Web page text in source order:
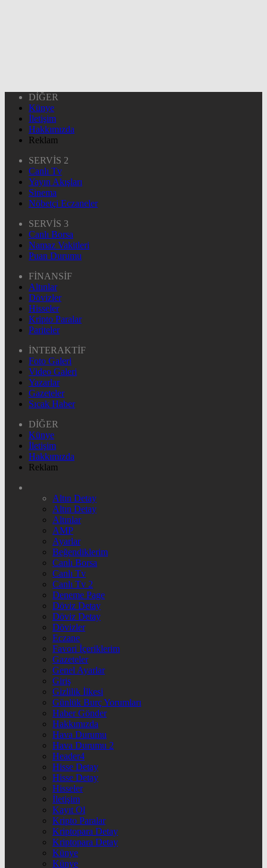
DİĞER
Künye
İletişim
Hakkımızda
Reklam
SERVİS 2
Canlı Tv
Yayın Akışları
Sinema
Nöbetçi Eczaneler
SERVİS 3
Canlı Borsa
Namaz Vakitleri
Puan Durumu
FİNANSİF
Altınlar
Dövizler
Hisseler
Kripto Paralar
Pariteler
İNTERAKTİF
Foto Galeri
Video Galeri
Yazarlar
Gazeteler
Sıcak Haber
DİĞER
Künye
İletişim
Hakkımızda
Reklam
Altın Detay
Altın Detay
Altınlar
AMP
Ayarlar
Beğendiklerim
Canlı Borsa
Canlı Tv
Canlı Tv 2
Deneme Page
Döviz Detay
Döviz Detay
Dövizler
Eczane
Favori İçeriklerim
Gazeteler
Genel Ayarlar
Giriş
Gizlilik İlkesi
Günlük Burç Yorumları
Haber Gönder
Hakkımızda
Hava Durumu
Hava Durumu 2
Header4
Hisse Detay
Hisse Detay
Hisseler
İletişim
Kayıt Ol
Kripto Paralar
Kriptopara Detay
Kriptopara Detay
Künye
Künye